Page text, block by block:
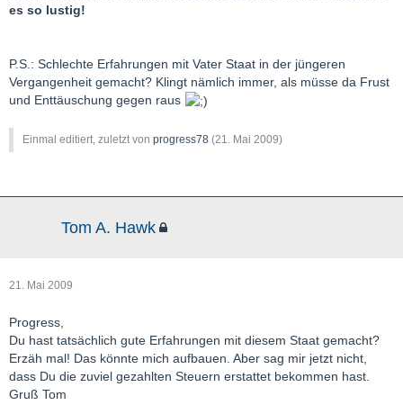
es so lustig!
P.S.: Schlechte Erfahrungen mit Vater Staat in der jüngeren
Vergangenheit gemacht? Klingt nämlich immer, als müsse da Frust
und Enttäuschung gegen raus
Einmal editiert, zuletzt von progress78 (21. Mai 2009)
Tom A. Hawk
21. Mai 2009
Progress,
Du hast tatsächlich gute Erfahrungen mit diesem Staat gemacht?
Erzäh mal! Das könnte mich aufbauen. Aber sag mir jetzt nicht,
dass Du die zuviel gezahlten Steuern erstattet bekommen hast.
Gruß Tom